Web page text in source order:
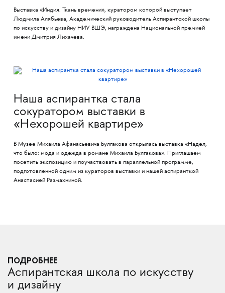
Выставка «Индия. Ткань времени», куратором которой выступает
Людмила Алябьева, Академический руководитель Аспирантской школы
по искусству и дизайну НИУ ВШЭ, награждена Национальной премией
имени Дмитрия Лихачева.
Наша аспирантка стала
сокуратором выставки в
«Нехорошей квартире»
В Музее Михаила Афанасьевича Булгакова открылась выставка «Надел,
что было: мода и одежда в романе Михаила Булгакова». Приглашаем
посетить экспозицию и поучаствовать в параллельной программе,
подготовленной одним из кураторов выставки и нашей аспиранткой
Анастасией Размахниной.
ПОДРОБНЕЕ
Аспирантская школа по искусству
и дизайну